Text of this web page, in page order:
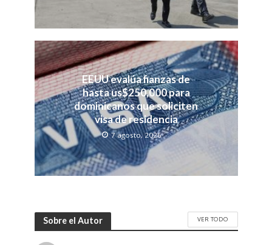
EEUU evalúa fianzas de
hasta us$250,000 para
dominicanos que soliciten
visa de residencia
7 agosto, 2026
Sobre el Autor VER TODO